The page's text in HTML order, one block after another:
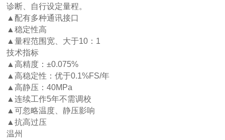
诊断、自行设定量程。
▲配有多种通讯接口
▲稳定性高
▲量程范围宽、大于10：1
技术指标
▲高精度：±0.075%
▲高稳定性：优于0.1%FS/年
▲高静压：40MPa
▲连续工作5年不需调校
▲可忽略温度、静压影响
▲抗高过压
温州